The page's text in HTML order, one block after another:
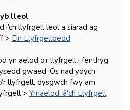
lleol
i’ch llyfrgell leol a siarad ag
> Ein Llyfrgelloedd
yn aelod o’r llyfrgell i fenthyg
gwaed. Os nad ydych
llyfrgell, dysgwch fwy am
> Ymaelodi â'ch Llyfrgell